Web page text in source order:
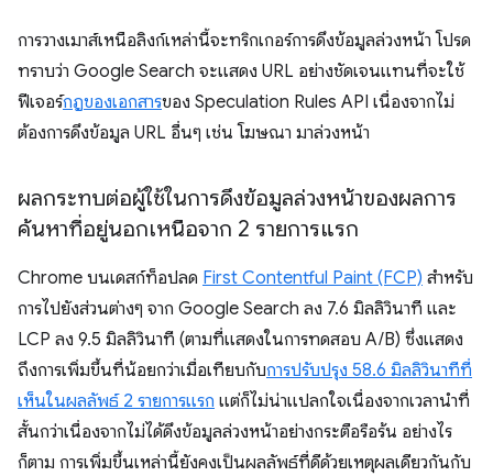
การวางเมาส์เหนือลิงก์เหล่านี้จะทริกเกอร์การดึงข้อมูลล่วงหน้า โปรด
ทราบว่า Google Search จะแสดง URL อย่างชัดเจนแทนที่จะใช้
ฟีเจอร์กฎของเอกสารของ Speculation Rules API เนื่องจากไม่
ต้องการดึงข้อมูล URL อื่นๆ เช่น โฆษณา มาล่วงหน้า
ผลกระทบต่อผู้ใช้ในการดึงข้อมูลล่วงหน้าของผลการ
ค้นหาที่อยู่นอกเหนือจาก 2 รายการแรก
Chrome บนเดสก์ท็อปลด First Contentful Paint (FCP) สำหรับ
การไปยังส่วนต่างๆ จาก Google Search ลง 7.6 มิลลิวินาที และ
LCP ลง 9.5 มิลลิวินาที (ตามที่แสดงในการทดสอบ A/B) ซึ่งแสดง
ถึงการเพิ่มขึ้นที่น้อยกว่าเมื่อเทียบกับการปรับปรุง 58.6 มิลลิวินาทีที่
เห็นในผลลัพธ์ 2 รายการแรก แต่ก็ไม่น่าแปลกใจเนื่องจากเวลานำที่
สั้นกว่าเนื่องจากไม่ได้ดึงข้อมูลล่วงหน้าอย่างกระตือรือร้น อย่างไร
ก็ตาม การเพิ่มขึ้นเหล่านี้ยังคงเป็นผลลัพธ์ที่ดีด้วยเหตุผลเดียวกันกับ